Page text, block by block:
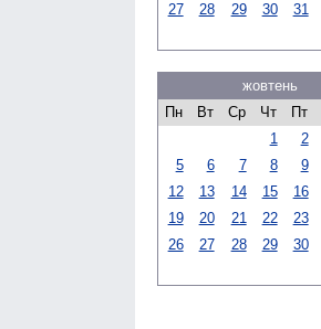
27
28 29 30 31
жовтень
Пн
Вт Ср Чт Пт
1
2
5
6 7 8 9
12
13 14 15 16
19
20 21 22 23
26
27 28 29 30